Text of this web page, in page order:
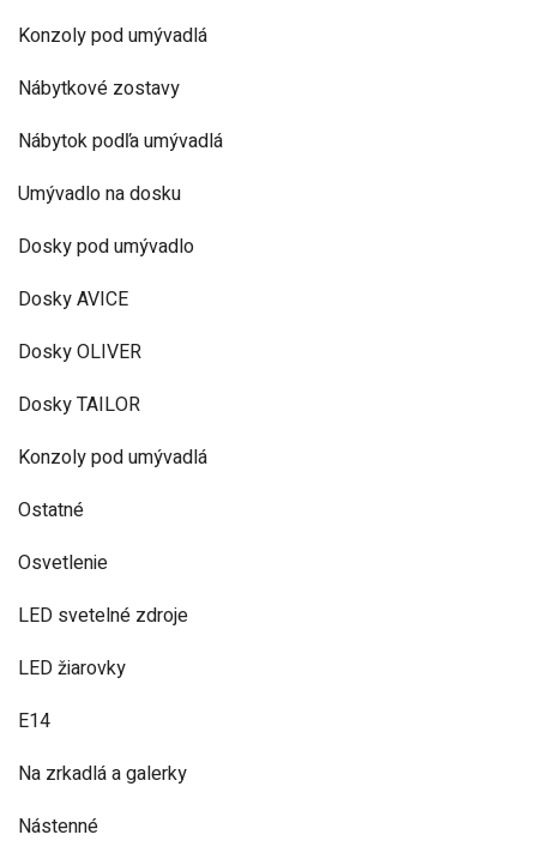
Konzoly pod umývadlá
Nábytkové zostavy
Nábytok podľa umývadlá
Umývadlo na dosku
Dosky pod umývadlo
Dosky AVICE
Dosky OLIVER
Dosky TAILOR
Konzoly pod umývadlá
Ostatné
Osvetlenie
LED svetelné zdroje
LED žiarovky
E14
Na zrkadlá a galerky
Nástenné